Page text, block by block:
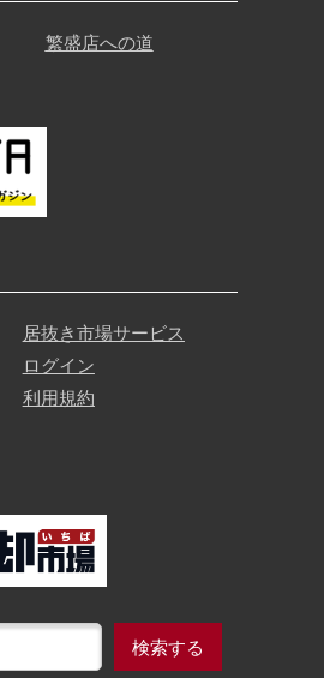
繁盛店への道
居抜き市場サービス
ログイン
利用規約
検索する